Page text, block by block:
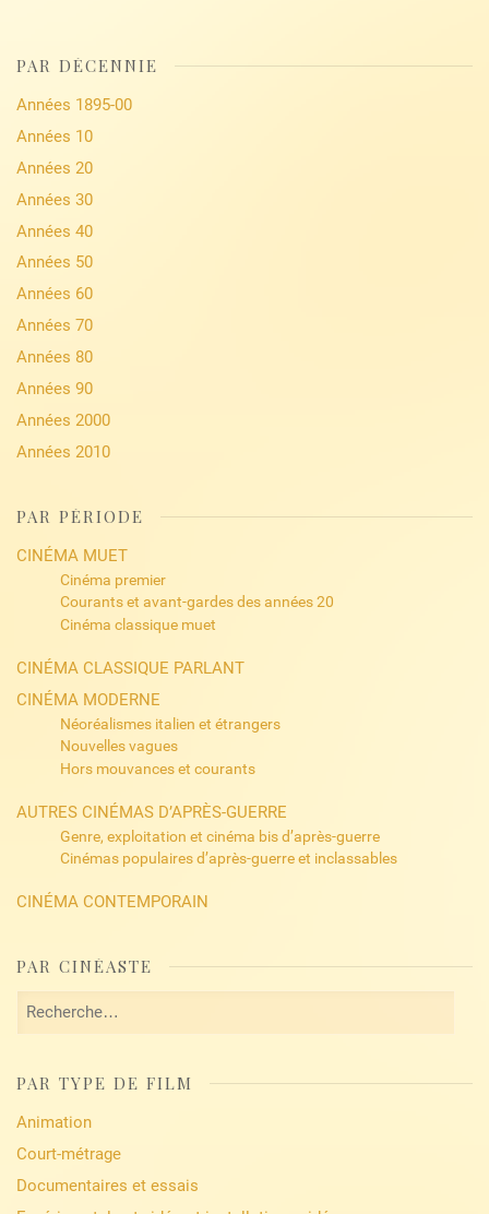
PAR DÉCENNIE
Années 1895-00
Années 10
Années 20
Années 30
Années 40
Années 50
Années 60
Années 70
Années 80
Années 90
Années 2000
Années 2010
PAR PÉRIODE
CINÉMA MUET
Cinéma premier
Courants et avant-gardes des années 20
Cinéma classique muet
CINÉMA CLASSIQUE PARLANT
CINÉMA MODERNE
Néoréalismes italien et étrangers
Nouvelles vagues
Hors mouvances et courants
AUTRES CINÉMAS D’APRÈS-GUERRE
Genre, exploitation et cinéma bis d’après-guerre
Cinémas populaires d’après-guerre et inclassables
CINÉMA CONTEMPORAIN
PAR CINÉASTE
Rechercher :
PAR TYPE DE FILM
Animation
Court-métrage
Documentaires et essais